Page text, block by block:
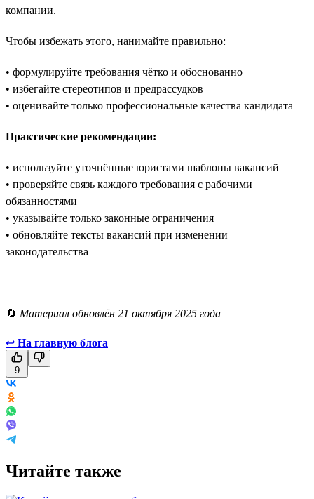
компании.
Чтобы избежать этого, нанимайте правильно:
• формулируйте требования чётко и обоснованно
• избегайте стереотипов и предрассудков
• оценивайте только профессиональные качества кандидата
Практические рекомендации:
• используйте уточнённые юристами шаблоны вакансий
• проверяйте связь каждого требования с рабочими
обязанностями
• указывайте только законные ограничения
• обновляйте тексты вакансий при изменении
законодательства
🔄 Материал обновлён 21 октября 2025 года
↩ На главную блога
9
Читайте также